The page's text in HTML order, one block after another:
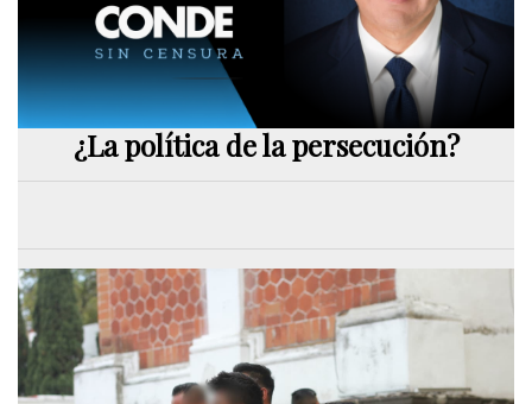
¿La política de la persecución?